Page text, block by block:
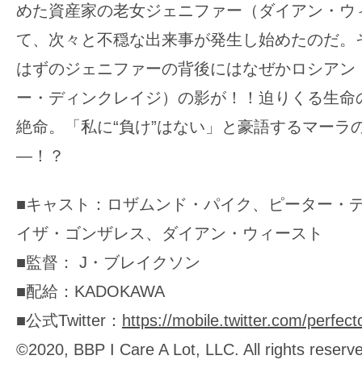
めた資産家の老女ジェニファー（ダイアン・
て、次々と不穏な出来事が発生し始めたのだ
はずのジェニファーの背後にはなぜかロシア
ー・ディンクレイジ）の影が！！迫りくる生
絶命。「私に“負け”はない」と豪語するマーラ
―！？
■キャスト：ロザムンド・パイク、ピーター・
イザ・ゴンザレス、ダイアン・ウィースト
■監督： J・ブレイクソン
■配給：KADOKAWA
■公式Twitter： https://mobile.twitter.com/
©2020, BBP I Care A Lot, LLC. All rights